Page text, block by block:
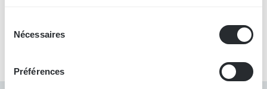
Nécessaires
Préférences